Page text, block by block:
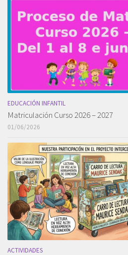
EDUCACIÓN INFANTIL
Matriculación Curso 2026 – 2027
01/06/2026
ACTIVIDADES